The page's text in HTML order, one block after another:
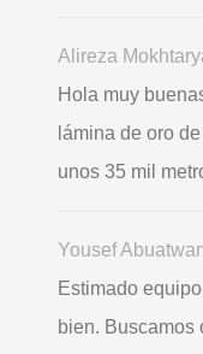
Alireza
Hola muy
lámina de oro
unos 35 mil
Yousef
Estimado
bien. Buscamos